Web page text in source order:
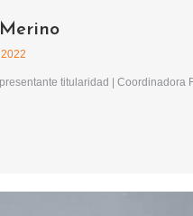
titularidad | Coordinadora